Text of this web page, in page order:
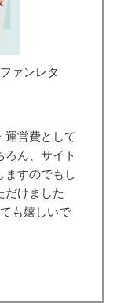
ァンレタ
運営費として
ろん、サイト
ますのでもし
だけました
も嬉しいで